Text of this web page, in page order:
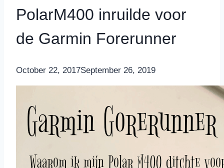
PolarM400 inruilde voor
de Garmin Forerunner
ByNicole
October 22, 2017September 26, 2019